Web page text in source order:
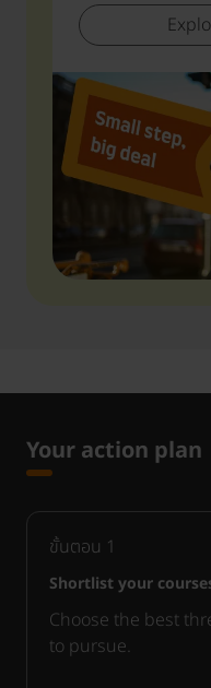
Your action plan
ขั้นตอน 1
Shortlist your
Choose the best
to pursue.